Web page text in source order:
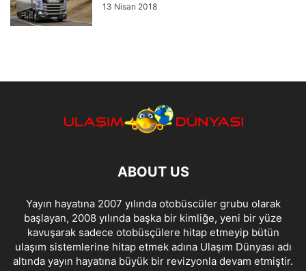
13 Nisan 2018
ABOUT US
Yayın hayatına 2007 yılında otobüscüler grubu olarak
başlayan, 2008 yılında başka bir kimliğe, yeni bir yüze
kavuşarak sadece otobüsçülere hitap etmeyip bütün
ulaşım sistemlerine hitap etmek adına Ulaşım Dünyası adı
altında yayın hayatına büyük bir revizyonla devam etmiştir.